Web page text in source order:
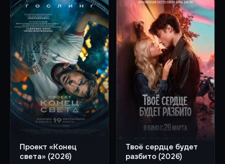
Проект «Конец
света» (2026)
Твоё сердце будет
разбито (2026)